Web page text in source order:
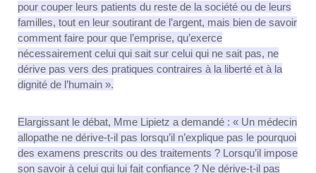
pour couper leurs patients du reste de la société ou de leurs
familles, tout en leur soutirant de l’argent, mais bien de savoir
comment faire pour que l’emprise, qu’exerce
nécessairement celui qui sait sur celui qui ne sait pas, ne
dérive pas vers des pratiques contraires à la liberté et à la
dignité de l’humain ».
Elargissant le débat, Mme Lipietz a demandé : « Un médecin
allopathe ne dérive-t-il pas lorsqu’il n’explique pas le pourquoi
des examens prescrits ou des traitements ? Lorsqu’il impose
son savoir à celui qui lui fait confiance ? Ne dérive-t-il pas